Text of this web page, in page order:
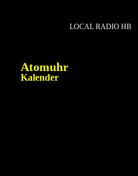
Atomuhr
Kalender
LOCAL RADIO HB